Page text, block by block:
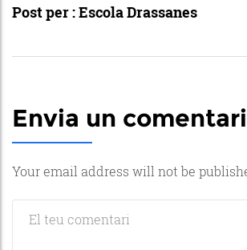
Post per :Escola Drassanes
Envia un comentari
Your email address will not be